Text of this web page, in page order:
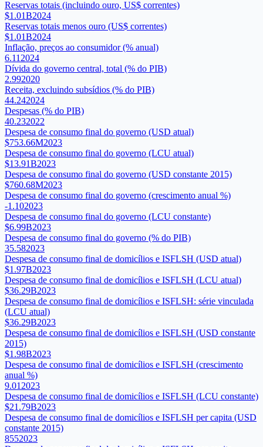
Reservas totais (incluindo ouro, US$ correntes)
$1.01B2024
Reservas totais menos ouro (US$ correntes)
$1.01B2024
Inflação, preços ao consumidor (% anual)
6.11 2024
Dívida do governo central, total (% do PIB)
2.992020
Receita, excluindo subsídios (% do PIB)
44.242024
Despesas (% do PIB)
40.232022
Despesa de consumo final do governo (USD atual)
$753.66M2023
Despesa de consumo final do governo (LCU atual)
$13.91B2023
Despesa de consumo final do governo (USD constante 2015)
$760.68M2023
Despesa de consumo final do governo (crescimento anual %)
-1.102023
Despesa de consumo final do governo (LCU constante)
$6.99B2023
Despesa de consumo final do governo (% do PIB)
35.582023
Despesa de consumo final de domicílios e ISFLSH (USD atual)
$1.97B2023
Despesa de consumo final de domicílios e ISFLSH (LCU atual)
$36.29B2023
Despesa de consumo final de domicílios e ISFLSH: série vinculada
(LCU atual)
$36.29B2023
Despesa de consumo final de domicílios e ISFLSH (USD constante
2015)
$1.98B2023
Despesa de consumo final de domicílios e ISFLSH (crescimento
anual %)
9.01 2023
Despesa de consumo final de domicílios e ISFLSH (LCU constante)
$21.79B2023
Despesa de consumo final de domicílios e ISFLSH per capita (USD
constante 2015)
8552023